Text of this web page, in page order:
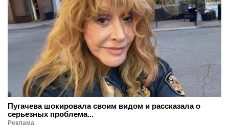
Пугачева шокировала своим видом и рассказала о
серьезных проблема...
Реклама